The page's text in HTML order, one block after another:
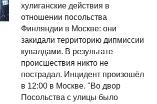
хулиганские действия в
отношении посольства
Финляндии в Москве: они
закидали территорию дипмиссии
кувалдами. В результате
происшествия никто не
пострадал. Инцидент произошёл
в 12:00 в Москве. "Во двор
Посольства с улицы было